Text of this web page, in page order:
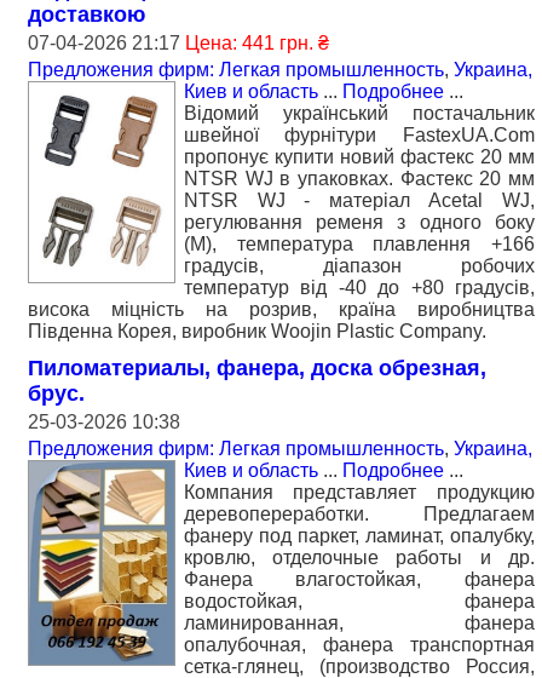
доставкою
07-04-2026 21:17 Цена: 441 грн. ₴
Предложения фирм: Легкая промышленность, Украина,
Киев и область ... Подробнее ...
Відомий український постачальник
швейної фурнітури FastexUA.Com
пропонує купити новий фастекс 20 мм
NTSR WJ в упаковках. Фастекс 20 мм
NTSR WJ - матеріал Acetal WJ,
регулювання ременя з одного боку
(М), температура плавлення +166
градусів, діапазон робочих
температур від -40 до +80 градусів,
висока міцність на розрив, країна виробництва
Південна Корея, виробник Woojin Plastic Company.
Пиломатериалы, фанера, доска обрезная,
брус.
25-03-2026 10:38
Предложения фирм: Легкая промышленность, Украина,
Киев и область ... Подробнее ...
Компания представляет продукцию
деревопереработки. Предлагаем
фанеру под паркет, ламинат, опалубку,
кровлю, отделочные работы и др.
Фанера влагостойкая, фанера
водостойкая, фанера
ламинированная, фанера
опалубочная, фанера транспортная
сетка-глянец, (производство Россия,